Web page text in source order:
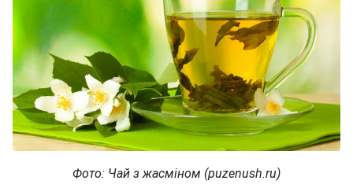
Фото: Чай з жасміном (puzenush.ru)